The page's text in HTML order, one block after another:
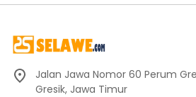
Jalan Jawa Nomor 60 Perum
Gresik, Jawa Timur